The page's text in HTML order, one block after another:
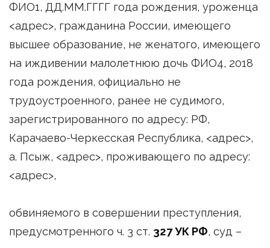
ФИО1, ДД.ММ.ГГГГ года рождения, уроженца
<адрес>, гражданина России, имеющего
высшее образование, не женатого, имеющего
на иждивении малолетнюю дочь ФИО4, 2018
года рождения, официально не
трудоустроенного, ранее не судимого,
зарегистрированного по адресу: РФ,
Карачаево-Черкесская Республика, <адрес>,
а. Псыж, <адрес>, проживающего по адресу:
<адрес>,
обвиняемого в совершении преступления,
предусмотренного ч. 3 ст. 327 УК РФ, суд –